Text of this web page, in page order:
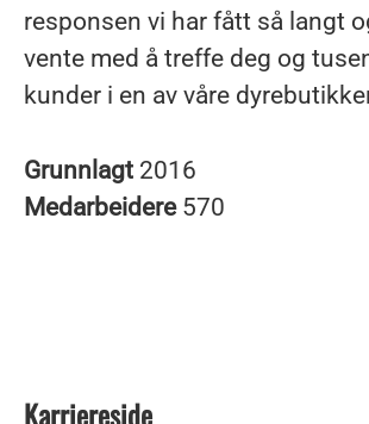
responsen vi har fått så langt
vente med å treffe deg og
kunder i en av våre
Grunnlagt 2016
Medarbeidere 570
Karriereside